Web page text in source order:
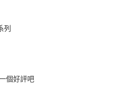
列
個好評吧